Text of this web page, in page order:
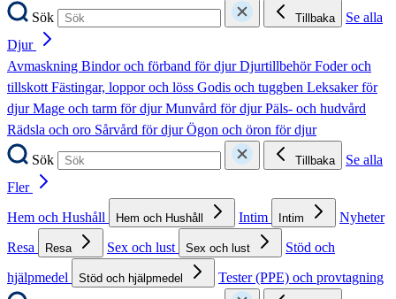
Sök
Tillbaka
Se alla
Djur
Avmaskning Bindor och förband för djurDjurtillbehörFoder och
tillskottFästingar, loppor och löss Godis och tuggben Leksaker för
djurMage och tarm för djurMunvård för djurPäls- och hudvård
Rädsla och oro Sårvård för djurÖgon och öron för djur
Sök
Tillbaka
Se alla
Fler
Hem och Hushåll
Hem och Hushåll Intim Intim
Nyheter
Resa
Resa Sex och lust Sex och lust
Stöd och
hjälpmedel
Stöd och hjälpmedel
Tester (PPE) och provtagning